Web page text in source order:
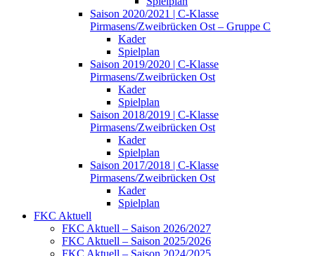
Saison 2020/2021 | C-Klasse
Pirmasens/Zweibrücken Ost – Gruppe C
Kader
Spielplan
Saison 2019/2020 | C-Klasse
Pirmasens/Zweibrücken Ost
Kader
Spielplan
Saison 2018/2019 | C-Klasse
Pirmasens/Zweibrücken Ost
Kader
Spielplan
Saison 2017/2018 | C-Klasse
Pirmasens/Zweibrücken Ost
Kader
Spielplan
FKC Aktuell
FKC Aktuell – Saison 2026/2027
FKC Aktuell – Saison 2025/2026
FKC Aktuell – Saison 2024/2025